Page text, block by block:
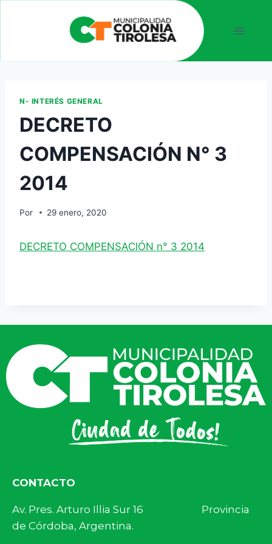
N- INTERÉS GENERAL
DECRETO
COMPENSACIÓN N° 3
2014
Por 29 enero, 2020
DECRETO COMPENSACIÓN n° 3 2014
CONTACTO
Av. Pres. Arturo Illia Sur 16 Provincia
de Córdoba, Argentina.